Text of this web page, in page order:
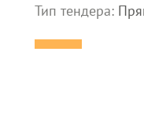
Тип тендера: